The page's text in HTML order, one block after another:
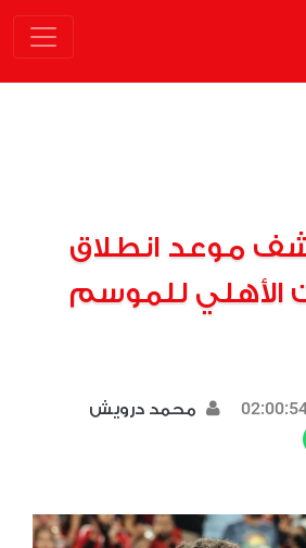
موعد انطلاق
الأهلي للموسم
محمد درويش